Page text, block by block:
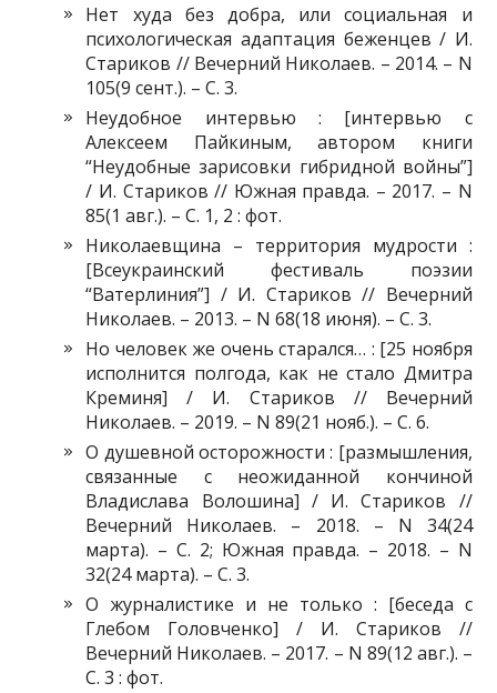
Нет худа без добра, или социальная и
психологическая адаптация беженцев / И.
Стариков // Вечерний Николаев. – 2014. – N
105(9 сент.). – С. 3.
Неудобное интервью : [интервью с
Алексеем Пайкиным, автором книги
“Неудобные зарисовки гибридной войны”]
/ И. Стариков // Южная правда. – 2017. – N
85(1 авг.). – С. 1, 2 : фот.
Николаевщина – территория мудрости :
[Всеукраинский фестиваль поэзии
“Ватерлиния”] / И. Стариков // Вечерний
Николаев. – 2013. – N 68(18 июня). – С. 3.
Но человек же очень старался… : [25 ноября
исполнится полгода, как не стало Дмитра
Креминя] / И. Стариков // Вечерний
Николаев. – 2019. – N 89(21 нояб.). – С. 6.
О душевной осторожности : [размышления,
связанные с неожиданной кончиной
Владислава Волошина] / И. Стариков //
Вечерний Николаев. – 2018. – N 34(24
марта). – С. 2; Южная правда. – 2018. – N
32(24 марта). – С. 3.
О журналистике и не только : [беседа с
Глебом Головченко] / И. Стариков //
Вечерний Николаев. – 2017. – N 89(12 авг.). –
С. 3 : фот.